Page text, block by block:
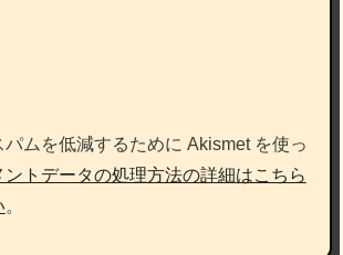
パムを低減するために Akismet を使っ
ントデータの処理方法の詳細はこちら
。